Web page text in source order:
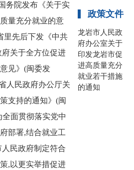
务院发布《关于实
量充分就业的意
里先后下发《中共
关于全方位促进
见》(闽委发
人民政府办公厅关
支持的通知》(闽
全面贯彻落实党中
部署,结合就业工
民政府制定符合
,以更实举措促进
政策文件
龙岩市人民政
府办公室关于
印发龙岩市促
进高质量充分
就业若干措施
的通知